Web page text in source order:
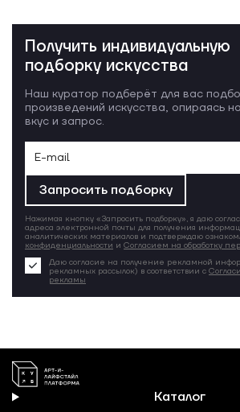
Получить индивидуальную
подборку искусства
Наш куратор подберёт для вас
произведений искусства, опираясь
вкус и запрос.
Запросить подборку
Нажимая кнопку «Запросить подборку», я даю
адреса электронной почты для получения
аналитических материалов и подтверждаю
конфиденциальности и Согласием на обработку
Даю согласие на получение рекламной
рекламных рассылок) в соответствии с
рекламы
Каталог